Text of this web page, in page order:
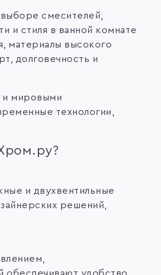
смесителей,
и стиля в ванной комнате
материалы высокого
долговечность и
и мировыми
технологии,
и двухвентильные
решений,